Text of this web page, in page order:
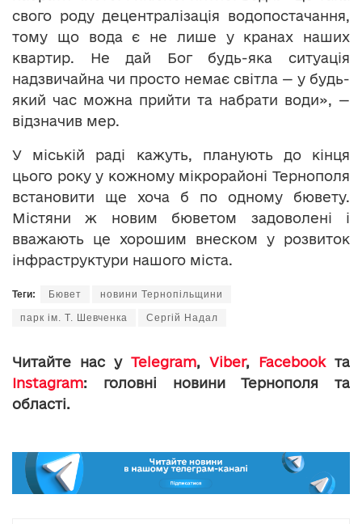
свого роду децентралізація водопостачання,
тому що вода є не лише у кранах наших
квартир. Не дай Бог будь-яка ситуація
надзвичайна чи просто немає світла — у будь-
який час можна прийти та набрати води», —
відзначив мер.
У міській раді кажуть, планують до кінця
цього року у кожному мікрорайоні Тернополя
встановити ще хоча б по одному бювету.
Містяни ж новим бюветом задоволені і
вважають це хорошим внеском у розвиток
інфраструктури нашого міста.
Теги: Бювет новини Тернопільщини
парк ім. Т. Шевченка Сергій Надал
Читайте нас у Telegram, Viber, Facebookта
Instagram: головні новини Тернополя та
області.